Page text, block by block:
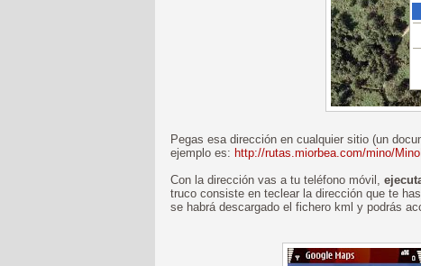
Pegas esa dirección en cualquier sitio (un
ejemplo es: http://rutas.miorbea.com/mino/
Con la dirección vas a tu teléfono móvil,
truco consiste en teclear la dirección que te
se habrá descargado el fichero kml y podrás